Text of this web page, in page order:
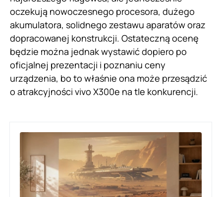
oczekują nowoczesnego procesora, dużego
akumulatora, solidnego zestawu aparatów oraz
dopracowanej konstrukcji. Ostateczną ocenę
będzie można jednak wystawić dopiero po
oficjalnej prezentacji i poznaniu ceny
urządzenia, bo to właśnie ona może przesądzić
o atrakcyjności vivo X300e na tle konkurencji.